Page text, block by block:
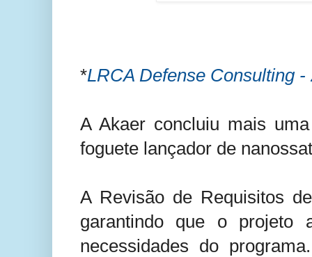
*LRCA Defense Consulting -
A Akaer concluiu mais
foguete lançador de
A Revisão de Requisitos
garantindo que o projeto
necessidades do